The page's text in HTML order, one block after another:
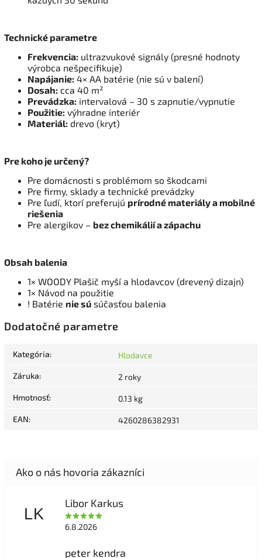
Technické parametre
Frekvencia: ultrazvukové signály (presné hodnoty
výrobca nešpecifikuje)
Napájanie: 4× AA batérie (nie sú v balení)
Dosah: cca 40 m²
Prevádzka: intervalová – 30 s zapnutie/vypnutie
Použitie: výhradne interiér
Materiál: drevo (kryt)
Pre koho je určený?
Pre domácnosti s problémom so škodcami
Pre firmy, sklady a technické prevádzky
Pre ľudí, ktorí preferujú prírodné materiály a mobilné
riešenia
Pre alergikov – bez chemikálií a zápachu
Obsah balenia
1× WOODY Plašič myší a hlodavcov (drevený dizajn)
1× Návod na použitie
! Batérie nie sú súčasťou balenia
Dodatočné parametre
Kategória: Hlodavce
Záruka: 2 roky
Hmotnosť: 0.13 kg
EAN: 4260286382931
LK
Libor Karkus
6.8.2026
peter kendra